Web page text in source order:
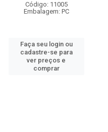
Código: 11005
Embalagem: PC
Faça seu login ou
cadastre-se para
ver preços e
comprar